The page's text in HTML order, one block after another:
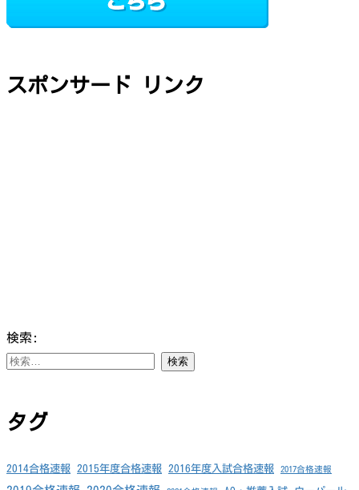
スポンサード リンク
検索:
タグ
2014合格速報 2015年度合格速報 2016年度入試合格速報 2017合格速報